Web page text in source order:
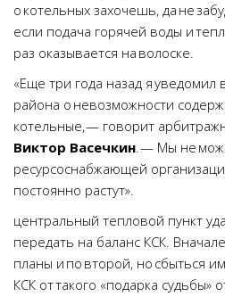
о котельных захочешь, да не
если подача горячей воды и
раз оказывается на волоске.
«Еще три года назад я уведомил
района о невозможности
котельные, — говорит
Виктор Васечкин. — Мы не
ресурсоснабжающей
постоянно растут».
центральный тепловой пункт
передать на баланс КСК.
планы и по второй, но сбыться
КСК от такого «подарка судьбы»